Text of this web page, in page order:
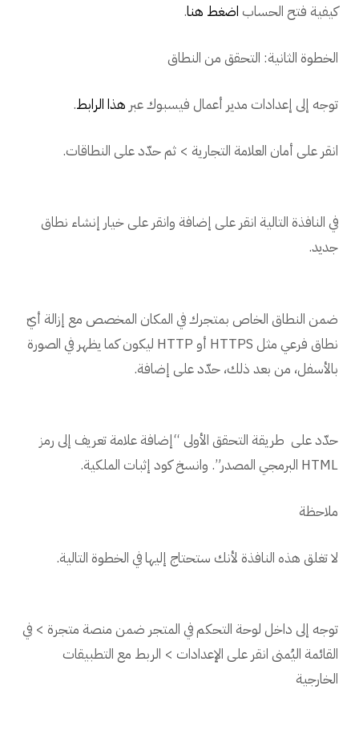
كيفية فتح الحساب اضغط هنا.
الخطوة الثانية: التحقق من النطاق
توجه إلى إعدادات مدير أعمال فيسبوك عبر هذا الرابط.
انقر على أمان العلامة التجارية > ثم حدّد على النطاقات.
في النافذة التالية انقر على إضافة وانقر على خيار إنشاء نطاق
جديد.
ضمن النطاق الخاص بمتجرك في المكان المخصص مع إزالة أيّ
نطاق فرعي مثل HTTPS أو HTTP ليكون كما يظهر في الصورة
بالأسفل، من بعد ذلك، حدّد على إضافة.
حدّد على طريقة التحقق الأولى “إضافة علامة تعريف إلى رمز
HTML البرمجي المصدر”. وانسخ كود إثبات الملكية.
ملاحظة
لا تغلق هذه النافذة لأنك ستحتاج إليها في الخطوة التالية.
توجه إلى داخل لوحة التحكم في المتجر ضمن منصة متجرة > في
القائمة اليُمنى انقر على الإعدادات > الربط مع التطبيقات
الخارجية